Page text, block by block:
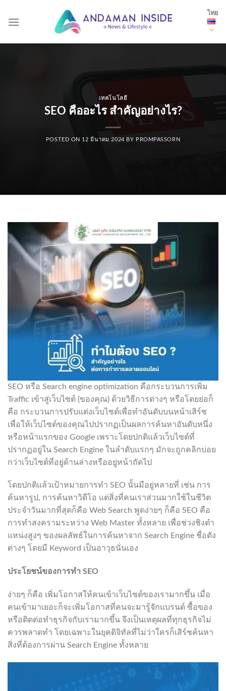
ไทย
เทคโนโลยี
SEO คืออะไร สำคัญอย่างไร?
POSTED ON 12 มีนาคม 2024 BY PROMPASSORN
SEO หรือ Search engine optimization คือกระบวนการเพิ่ม
Traffic เข้าสู่เว็บไซต์ (ของคุณ) ด้วยวิธีการต่างๆ หรือโดยย่อก็
คือ กระบวนการปรับแต่งเว็บไซต์เพื่อทำอันดับบนหน้าเสิร์ช
เพื่อให้เว็บไซต์ของคุณไปปรากฏเป็นผลการค้นหาอันดับหนึ่ง
หรือหน้าแรกของ Google เพราะโดยปกติแล้วเว็บไซต์ที่
ปรากฏอยู่ใน Search Engine ในลำดับแรกๆ มักจะถูกคลิกบ่อย
กว่าเว็บไซต์ที่อยู่ด้านล่างหรืออยู่หน้าถัดไป
โดยปกติแล้วเป้าหมายการทำ SEO นั้นมีอยู่หลายที่ เช่น การ
ค้นหารูป, การค้นหาวิดีโอ แต่สิ่งที่คนเราส่วนมากใช้ในชีวิต
ประจำวันมากที่สุดก็คือ Web Search พูดง่ายๆ ก็คือ SEO คือ
การทำสงครามระหว่าง Web Master ทั้งหลาย เพื่อช่วงชิงตำ
แหน่งสูงๆ ของผลลัพธ์ในการค้นหาจาก Search Engine ชื่อดัง
ต่างๆ โดยมี Keyword เป็นอาวุธนั่นเอง
ประโยชน์ของการทำ SEO
ง่ายๆ ก็คือ เพิ่มโอกาสให้คนเข้าเว็บไซต์ของเรามากขึ้น เมื่อ
คนเข้ามาเยอะก็จะเพิ่มโอกาสที่คนจะมารู้จักแบรนด์ ซื้อของ
หรือติดต่อทำธุรกิจกับเรามากขึ้น จึงเป็นเหตุผลที่ทุกธุรกิจไม่
ควรพลาดทำ โดยเฉพาะในยุคดิจิทัลที่ไม่ว่าใครก็เสิร์ชค้นหา
สิ่งที่ต้องการผ่าน Search Engine ทั้งหลาย